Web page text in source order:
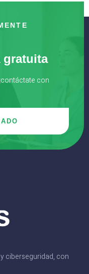
gratuita
con
ciberseguridad, con